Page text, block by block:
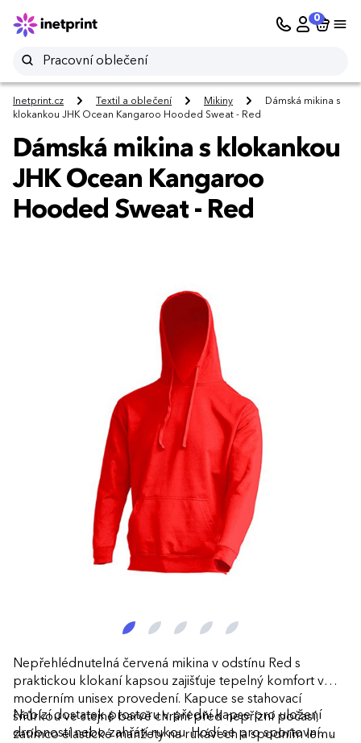
0
Inetprint.cz Textil a oblečení Mikiny
Dámská mikina s
klokankou JHK Ocean Kangaroo Hooded Sweat - Red
Dámská mikina s klokankou
JHK Ocean Kangaroo
Hooded Sweat - Red
Nepřehlédnutelná červená mikina v odstínu Red s
praktickou klokaní kapsou zajišťuje tepelný komfort v
moderním unisex provedení. Kapuce se stahovací
šňůrkou ve stejné barvě chrání před nepřízní počasí,
zatímco elastické manžety na rukávech a spodním lemu
Nabízí dostatek prostoru v přední kapse pro uložení
drobností nebo zahřátí rukou. Hodí se pro sportovní